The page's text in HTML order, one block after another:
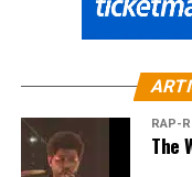
RAP-
The